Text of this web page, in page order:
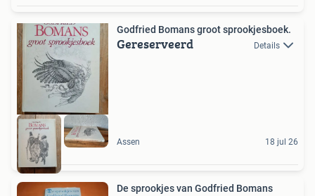
Godfried Bomans groot sprookjesboek.
Gereserveerd Details
Assen 18 jul 26
De sprookjes van Godfried Bomans